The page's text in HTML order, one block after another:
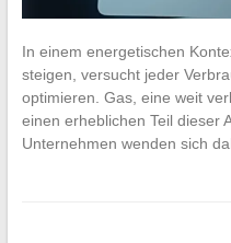
In einem energetischen
steigen, versucht jeder
optimieren. Gas, eine weit
einen erheblichen Teil dieser
Unternehmen wenden sich